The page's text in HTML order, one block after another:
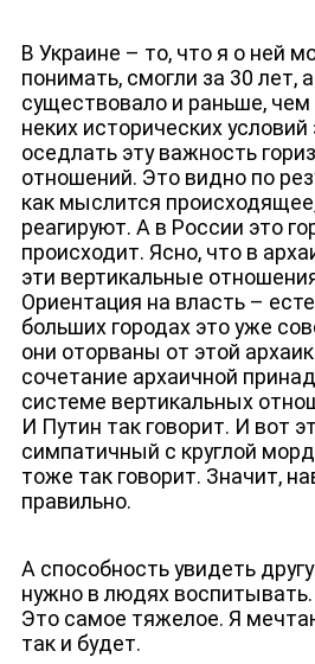
ЮТУБ-КАНАЛ
В Украине – то, что я о ней
понимать, смогли за 30 лет,
существовало и раньше, чем
неких исторических условий
оседлать эту важность
отношений. Это видно по
как мыслится
реагируют. А в России это
происходит. Ясно, что в
эти вертикальные
Ориентация на власть –
больших городах это уже
они оторваны от этой
сочетание архаичной
системе вертикальных
И Путин так говорит. И вот
симпатичный с круглой
тоже так говорит. Значит,
правильно.
А способность увидеть
нужно в людях
Это самое тяжелое. Я
так и будет.